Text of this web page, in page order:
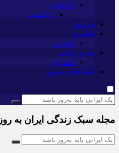
خانواده
زناشویی
ورزش
فناوری
خودرو
مد و زیبایی
آشپزی
لینک‌های به‌روز
مجله سبک زندگی ایران به روز